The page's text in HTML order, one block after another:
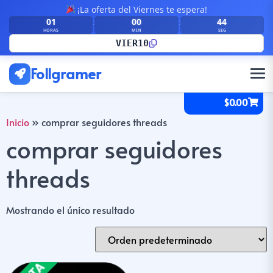
¡La oferta del Viernes te espera!
01
HORAS
: 00
MIN
: 44
SEG
VIER10
Follgramer
$0.00
Inicio » comprar seguidores threads
comprar seguidores
threads
Mostrando el único resultado